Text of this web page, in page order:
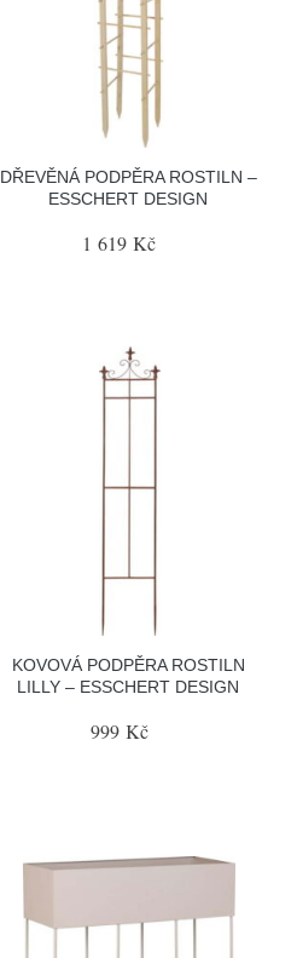
DŘEVĚNÁ PODPĚRA ROSTILN –
ESSCHERT DESIGN
1 619 Kč
KOVOVÁ PODPĚRA ROSTILN
LILLY – ESSCHERT DESIGN
999 Kč